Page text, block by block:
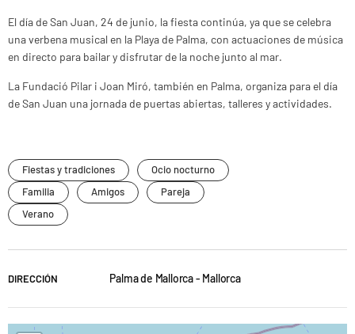
El día de San Juan, 24 de junio, la fiesta continúa, ya que se celebra
una verbena musical en la Playa de Palma, con actuaciones de música
en directo para bailar y disfrutar de la noche junto al mar.
La Fundació Pilar i Joan Miró, también en Palma, organiza para el día
de San Juan una jornada de puertas abiertas, talleres y actividades.
Fiestas y tradiciones
Ocio nocturno
Familia
Amigos
Pareja
Verano
DIRECCIÓN Palma de Mallorca - Mallorca